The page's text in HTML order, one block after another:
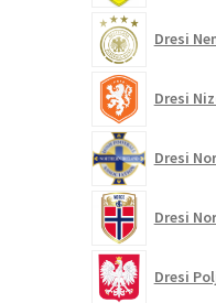
Dresi
Dresi
Dresi
Dresi
Dresi